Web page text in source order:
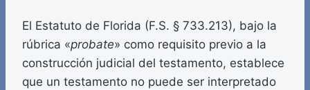
El Estatuto de Florida (F.S. § 733.213), bajo la
rúbrica «probate» como requisito previo a la
construcción judicial del testamento, establece
que un testamento no puede ser interpretado